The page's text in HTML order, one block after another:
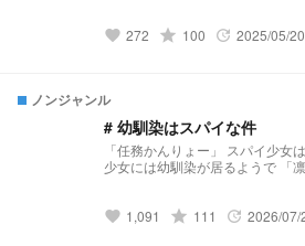
的と
favorite 272 grade 100 update 2025/05/20
ノンジャンル
# 幼馴染はスパイな件
「任務かんりょー」 スパイ少女は何時も
少女には幼馴染が居るようで 「
ンルにしてるんですけど、恋愛
favorite 1,091 grade 111 update 2026/07/